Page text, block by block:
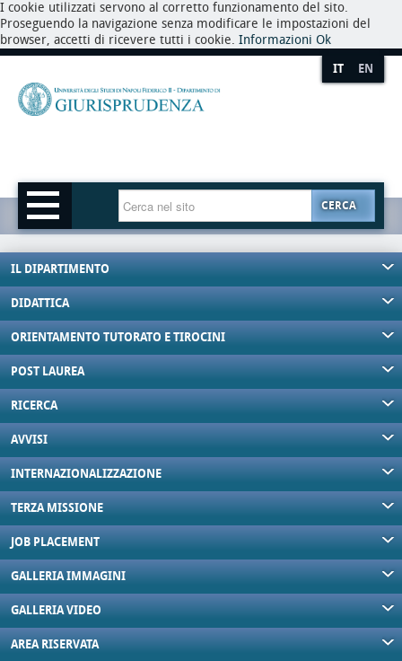
I cookie utilizzati servono al corretto funzionamento del sito.
Proseguendo la navigazione senza modificare le impostazioni del
browser, accetti di ricevere tutti i cookie. Informazioni Ok
IT EN
CERCA
IL DIPARTIMENTO
DIDATTICA
ORIENTAMENTO TUTORATO E TIROCINI
POST LAUREA
RICERCA
AVVISI
INTERNAZIONALIZZAZIONE
TERZA MISSIONE
JOB PLACEMENT
GALLERIA IMMAGINI
GALLERIA VIDEO
AREA RISERVATA